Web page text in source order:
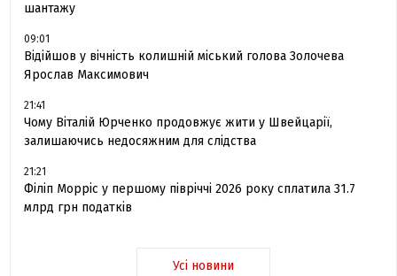
шантажу
09:01
Відійшов у вічність колишній міський голова Золочева
Ярослав Максимович
21:41
Чому Віталій Юрченко продовжує жити у Швейцарії,
залишаючись недосяжним для слідства
21:21
Філіп Морріс у першому півріччі 2026 року сплатила 31.7
млрд грн податків
Усі новини